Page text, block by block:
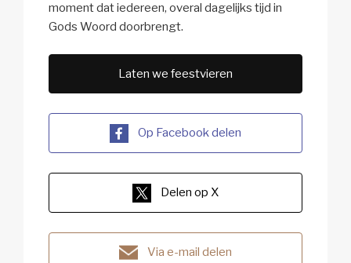
moment dat iedereen, overal dagelijks tijd in
Gods Woord doorbrengt.
Laten we feestvieren
Op Facebook delen
Delen op X
Via e-mail delen